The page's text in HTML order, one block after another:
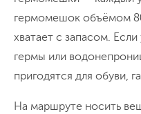
маршрут.
бескрайние
После
местный
свежих
вкусного к
шхер.
гермомешок объёмом
хватает с запасом.
гермы или
пригодятся для обуви,
На маршруте носить